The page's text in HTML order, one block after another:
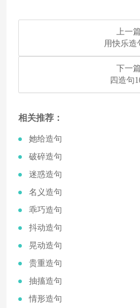
上一
用快乐造
下一篇
四造句
相关推荐：
​她给造句
​破碎造句
​迷惑造句
​名义造句
​乖巧造句
​抖动造句
​晃动造句
​贵重造句
​抽搐造句
​情形造句